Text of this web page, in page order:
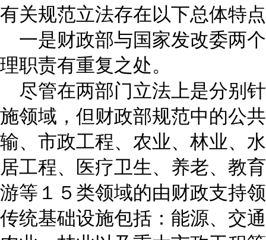
有关规范立法存在以下总体特
一是财政部与国家发改委两
理职责有重复之处。
尽管在两部门立法上是分别
施领域，但财政部规范中的公
输、市政工程、农业、林业、
居工程、医疗卫生、养老、教
游等１５类领域的由财政支持
传统基础设施包括：能源、交